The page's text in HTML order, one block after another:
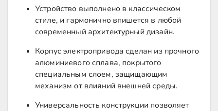
Устройство выполнено в классическом
стиле, и гармонично впишется в любой
современный архитектурный дизайн.
Корпус электропривода сделан из прочного
алюминиевого сплава, покрытого
специальным слоем, защищающим
механизм от влияний внешней среды.
Универсальность конструкции позволяет